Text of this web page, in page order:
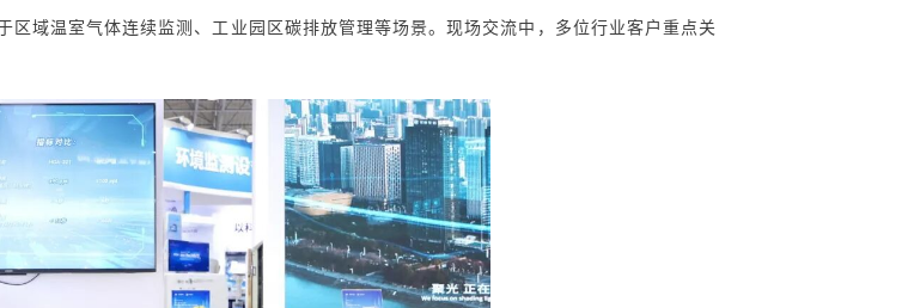
区域温室气体连续监测、 工业园区碳排放管理等场景。现场交流中，多位行业客户重点关